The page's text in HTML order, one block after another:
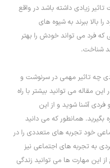
زیادی داشته باشد در واقع
بالا ببرند به شیوه های
که فرد می تواند خودش را بهتر
شناخت.
چه تاثیر مهمی در سرنوشت و
مقاله می توانید بیشتر با راه
آشنا شوید و از این
همانطور که می دانید
خود تجربه های متعددی را در
به تجربه های اجتماعی نیز
این مهارت ها می توانید زندگی